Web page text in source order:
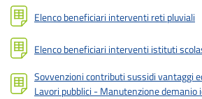
Elenco beneficiari interventi reti pluviali
Elenco beneficiari interventi istituti
Sovvenzioni contributi sussidi vantaggi
Lavori pubblici - Manutenzione